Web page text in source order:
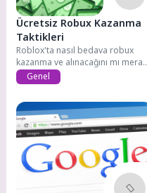
Ücretsiz Robux Kazanma
Taktikleri
Roblox'ta nasıl bedava robux
kazanma ve alınacağını mı merak
ediyorsunuz?...
Genel